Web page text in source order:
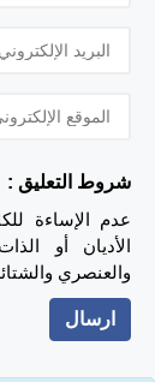
شروط التعليق :
عدم الإساءة
الأديان أو
والعنصري